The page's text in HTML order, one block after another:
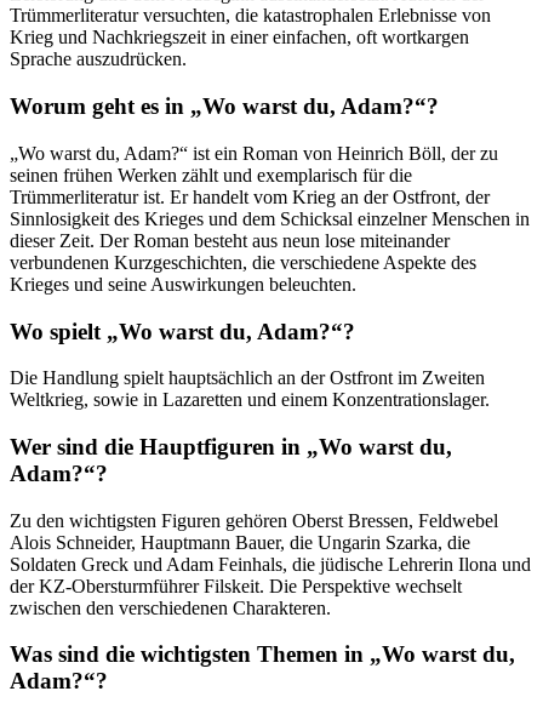
Trümmerliteratur versuchten, die katastrophalen Erlebnisse von
Krieg und Nachkriegszeit in einer einfachen, oft wortkargen
Sprache auszudrücken.
Worum geht es in „Wo warst du, Adam?“?
„Wo warst du, Adam?“ ist ein Roman von Heinrich Böll, der zu
seinen frühen Werken zählt und exemplarisch für die
Trümmerliteratur ist. Er handelt vom Krieg an der Ostfront, der
Sinnlosigkeit des Krieges und dem Schicksal einzelner Menschen in
dieser Zeit. Der Roman besteht aus neun lose miteinander
verbundenen Kurzgeschichten, die verschiedene Aspekte des
Krieges und seine Auswirkungen beleuchten.
Wo spielt „Wo warst du, Adam?“?
Die Handlung spielt hauptsächlich an der Ostfront im Zweiten
Weltkrieg, sowie in Lazaretten und einem Konzentrationslager.
Wer sind die Hauptfiguren in „Wo warst du,
Adam?“?
Zu den wichtigsten Figuren gehören Oberst Bressen, Feldwebel
Alois Schneider, Hauptmann Bauer, die Ungarin Szarka, die
Soldaten Greck und Adam Feinhals, die jüdische Lehrerin Ilona und
der KZ-Obersturmführer Filskeit. Die Perspektive wechselt
zwischen den verschiedenen Charakteren.
Was sind die wichtigsten Themen in „Wo warst du,
Adam?“?